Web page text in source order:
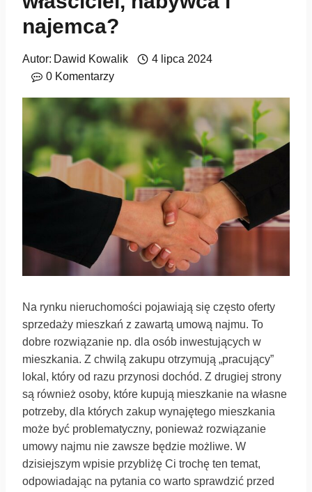
najemca?
Autor: Dawid Kowalik
4 lipca 2024
0 Komentarzy
Na rynku nieruchomości pojawiają się często oferty
sprzedaży mieszkań z zawartą umową najmu. To
dobre rozwiązanie np. dla osób inwestujących w
mieszkania. Z chwilą zakupu otrzymują „pracujący”
lokal, który od razu przynosi dochód. Z drugiej strony
są również osoby, które kupują mieszkanie na własne
potrzeby, dla których zakup wynajętego mieszkania
może być problematyczny, ponieważ rozwiązanie
umowy najmu nie zawsze będzie możliwe. W
dzisiejszym wpisie przybliżę Ci trochę ten temat,
odpowiadając na pytania co warto sprawdzić przed